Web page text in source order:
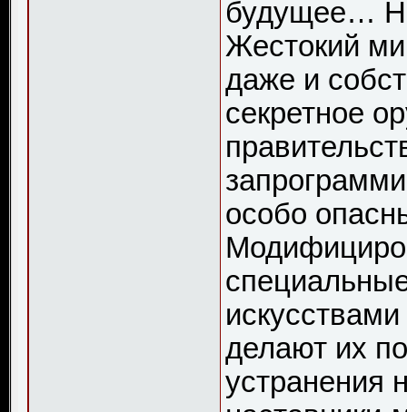
будущее…
Жестокий
даже и
секретное
особо
делают их
устранения